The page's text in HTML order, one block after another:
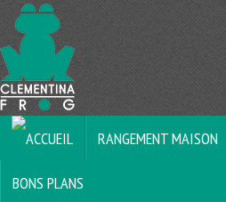
RANGEMENT MAISON
BONS PLANS